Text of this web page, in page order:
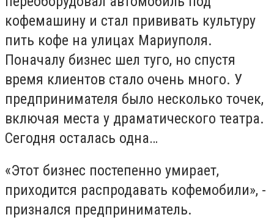
кофемашину и стал прививать культуру
пить кофе на улицах Мариуполя.
Поначалу бизнес шел туго, но спустя
время клиентов стало очень много. У
предпринимателя было несколько точек,
включая места у драматического театра.
Сегодня осталась одна…
«Этот бизнес постепенно умирает,
приходится распродавать кофемобили», -
признался предприниматель.